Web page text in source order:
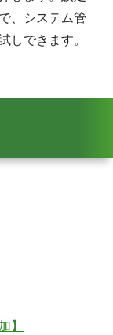
、システム管
できます。
】